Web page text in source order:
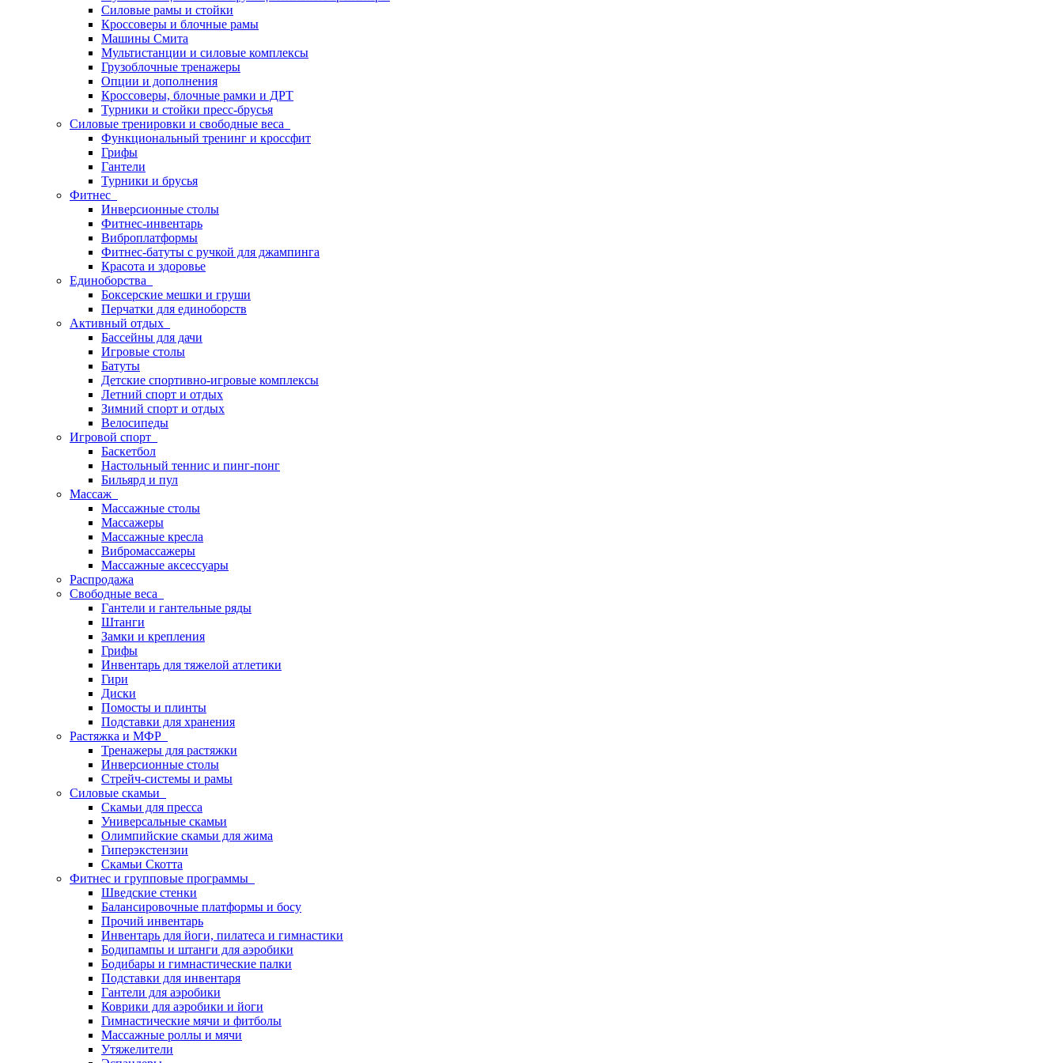
Силовые рамы и стойки
Кроссоверы и блочные рамы
Машины Смита
Мультистанции и силовые комплексы
Грузоблочные тренажеры
Опции и дополнения
Кроссоверы, блочные рамки и ДРТ
Турники и стойки пресс-брусья
Силовые тренировки и свободные веса
Функциональный тренинг и кроссфит
Грифы
Гантели
Турники и брусья
Фитнес
Инверсионные столы
Фитнес-инвентарь
Виброплатформы
Фитнес-батуты с ручкой для джампинга
Красота и здоровье
Единоборства
Боксерские мешки и груши
Перчатки для единоборств
Активный отдых
Бассейны для дачи
Игровые столы
Батуты
Детские спортивно-игровые комплексы
Летний спорт и отдых
Зимний спорт и отдых
Велосипеды
Игровой спорт
Баскетбол
Настольный теннис и пинг-понг
Бильярд и пул
Массаж
Массажные столы
Массажеры
Массажные кресла
Вибромассажеры
Массажные аксессуары
Распродажа
Свободные веса
Гантели и гантельные ряды
Штанги
Замки и крепления
Грифы
Инвентарь для тяжелой атлетики
Гири
Диски
Помосты и плинты
Подставки для хранения
Растяжка и МФР
Тренажеры для растяжки
Инверсионные столы
Стрейч-системы и рамы
Силовые скамьи
Скамьи для пресса
Универсальные скамьи
Олимпийские скамьи для жима
Гиперэкстензии
Скамьи Скотта
Фитнес и групповые программы
Шведские стенки
Балансировочные платформы и босу
Прочий инвентарь
Инвентарь для йоги, пилатеса и гимнастики
Бодипампы и штанги для аэробики
Бодибары и гимнастические палки
Подставки для инвентаря
Гантели для аэробики
Коврики для аэробики и йоги
Гимнастические мячи и фитболы
Массажные роллы и мячи
Утяжелители